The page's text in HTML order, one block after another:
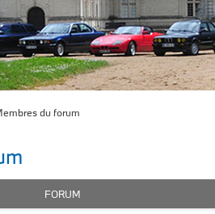
du forum
FORUM